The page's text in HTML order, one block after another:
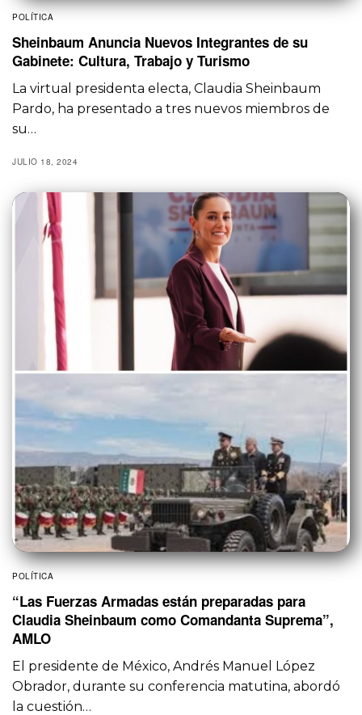
POLÍTICA
Sheinbaum Anuncia Nuevos Integrantes de su
Gabinete: Cultura, Trabajo y Turismo
La virtual presidenta electa, Claudia Sheinbaum
Pardo, ha presentado a tres nuevos miembros de
su…
JULIO 18, 2024
POLÍTICA
“Las Fuerzas Armadas están preparadas para
Claudia Sheinbaum como Comandanta Suprema”,
AMLO
El presidente de México, Andrés Manuel López
Obrador, durante su conferencia matutina, abordó
la cuestión…